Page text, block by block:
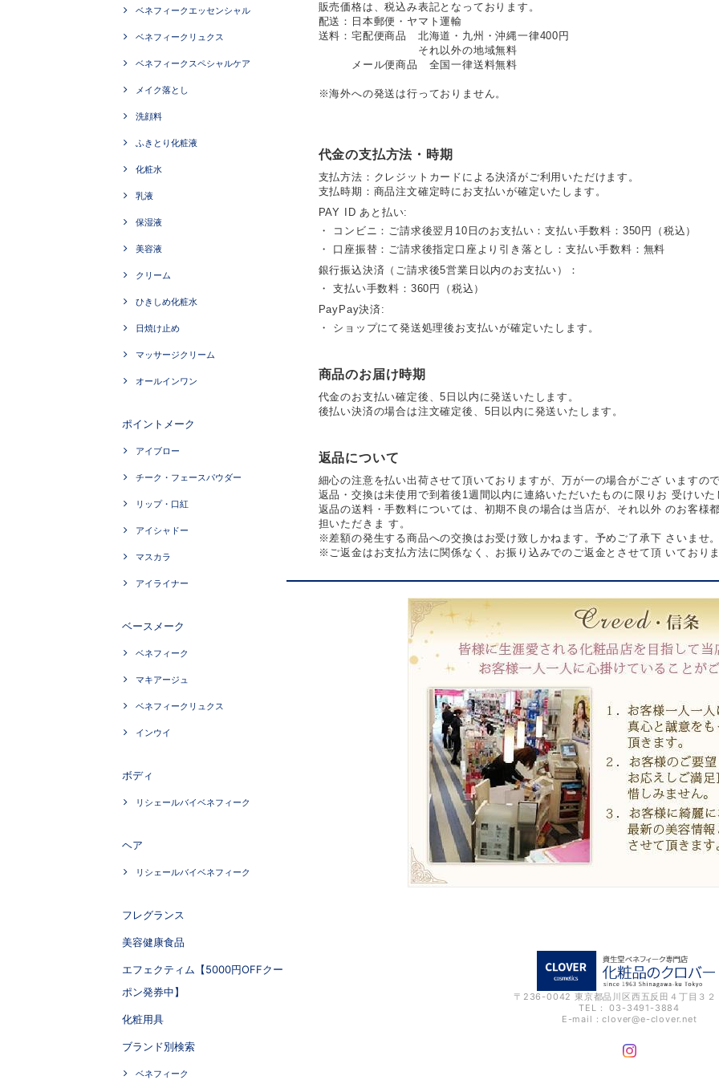
ベネフィークエッセンシャル
ベネフィークリュクス
ベネフィークスペシャルケア
メイク落とし
洗顔料
ふきとり化粧液
化粧水
乳液
保湿液
美容液
クリーム
ひきしめ化粧水
日焼け止め
マッサージクリーム
オールインワン
ポイントメーク
アイブロー
チーク・フェースパウダー
リップ・口紅
アイシャドー
マスカラ
アイライナー
ベースメーク
ベネフィーク
マキアージュ
ベネフィークリュクス
インウイ
ボディ
リシェールバイベネフィーク
ヘア
リシェールバイベネフィーク
フレグランス
美容健康食品
エフェクティム【5000円OFFクー
ポン発券中】
化粧用具
ブランド別検索
ベネフィーク
販売価格は、税込み表記となっております。
配送：日本郵便・ヤマト運輸
送料：宅配便商品 北海道・九州・沖縄一律400円
それ以外の地域無料
メール便商品 全国一律送料無料
※海外への発送は行っておりません。
代金の支払方法・時期
支払方法：クレジットカードによる決済がご利用いただけます。
支払時期：商品注文確定時にお支払いが確定いたします。
PAY ID あと払い:
・ コンビニ：ご請求後翌月10日のお支払い：支払い手数料：350円（税込）
・ 口座振替：ご請求後指定口座より引き落とし：支払い手数料：無料
銀行振込決済（ご請求後5営業日以内のお支払い）：
・ 支払い手数料：360円（税込）
PayPay決済:
・ ショップにて発送処理後お支払いが確定いたします。
商品のお届け時期
代金のお支払い確定後、5日以内に発送いたします。
後払い決済の場合は注文確定後、5日以内に発送いたします。
返品について
細心の注意を払い出荷させて頂いておりますが、万が一の場合がござ いますの
返品・交換は未使用で到着後1週間以内に連絡いただいたものに限りお 受けいた
返品の送料・手数料については、初期不良の場合は当店が、それ以外 のお客様
担いただきま す。
※差額の発生する商品への交換はお受け致しかねます。予めご了承下 さいませ
※ご返金はお支払方法に関係なく、お振り込みでのご返金とさせて頂 いており
〒236-0042 東京都品川区西五反田４丁目３２
TEL： 03-3491-3884
E-mail：clover@e-clover.net